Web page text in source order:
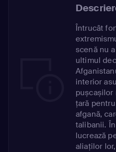
Întrucât
scenă nu
ultimul
interior
pușcașilor
țară
afgană,
talibanii.
lucrează
aliaților